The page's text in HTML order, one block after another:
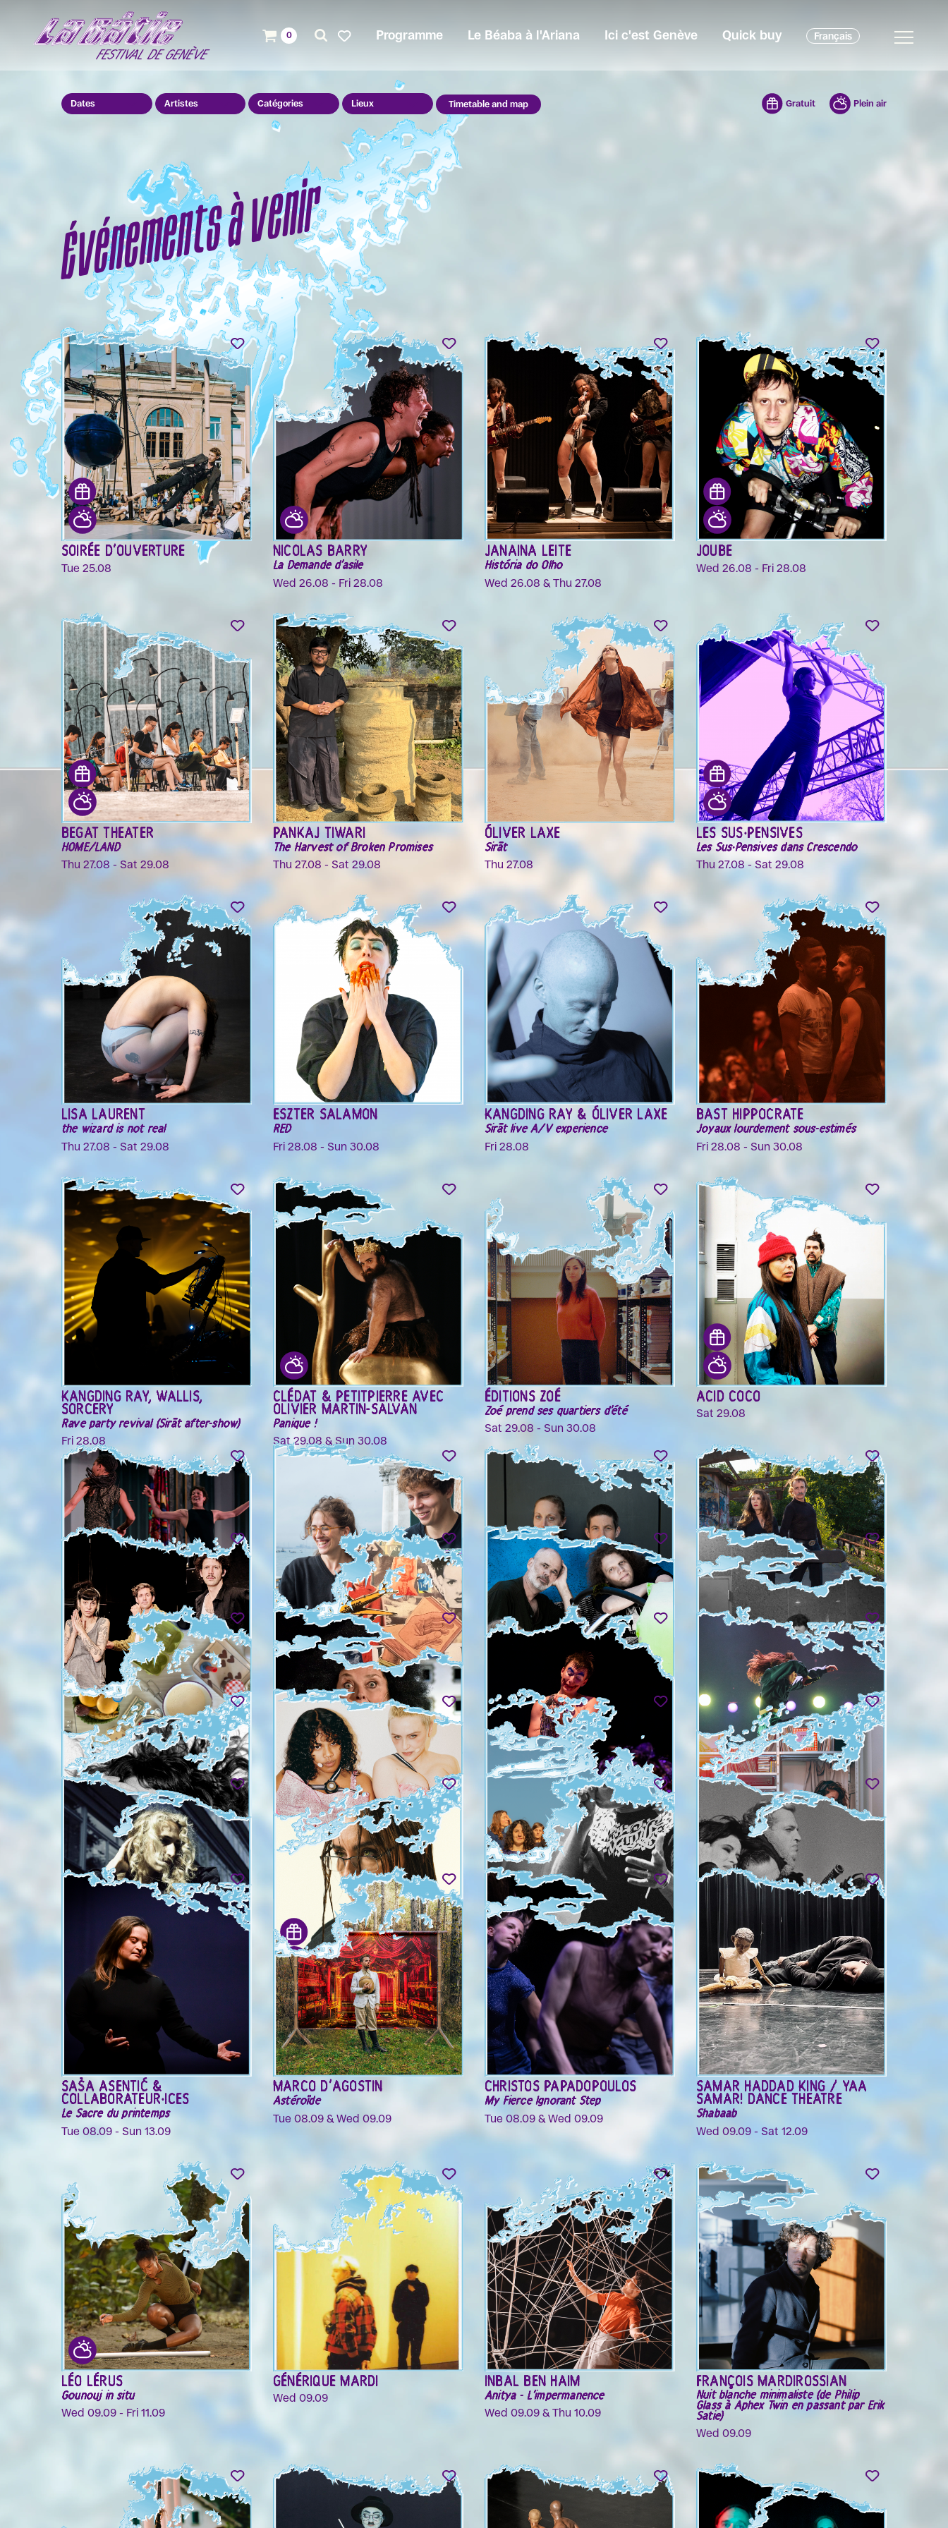
Dates Artistes Catégories Lieux Timetable and map Plein air
Gratuit
Événements à venir
SOIRÉE D'OUVERTURE
Tue 25.08
NICOLAS BARRY
La Demande d'asile
Wed 26.08 - Fri 28.08
JANAINA LEITE
História do Olho
Wed 26.08 & Thu 27.08
JOUBE
Wed 26.08 - Fri 28.08
BEGAT THEATER
HOME/LAND
Thu 27.08 - Sat 29.08
PANKAJ TIWARI
The Harvest of Broken Promises
Thu 27.08 - Sat 29.08
ÓLIVER LAXE
Sirāt
Thu 27.08
LES SUS·PENSIVES
Les Sus·Pensives dans Crescendo
Thu 27.08 - Sat 29.08
LISA LAURENT
the wizard is not real
Thu 27.08 - Sat 29.08
ESZTER SALAMON
RED
Fri 28.08 - Sun 30.08
KANGDING RAY & ÓLIVER LAXE
Sirāt live A/V experience
Fri 28.08
BAST HIPPOCRATE
Joyaux lourdement sous-estimés
Fri 28.08 - Sun 30.08
KANGDING RAY, WALLIS,
SORCERY
Rave party revival (Sirāt after-show)
Fri 28.08
CLÉDAT & PETITPIERRE AVEC
OLIVIER MARTIN-SALVAN
Panique !
Sat 29.08 & Sun 30.08
ÉDITIONS ZOÉ
Zoé prend ses quartiers d'été
Sat 29.08 - Sun 30.08
ACID COCO
Sat 29.08
NICOLAS BARRY ET L'ÉQUIPE DE
"LA DEMANDE D'ASILE"
Un dimanche de fête à l'Ariana
Sun 30.08
SERØJA LEONOV & NINA
BAIETTA
Other Speaking Cave
Tue 01.09 - Fri 04.09
RUTH CHILDS & CÉCILE
Such a Devoted Bunch
Tue 01.09 - Sat 05.09
HACKEDEPICCIOTTO
BASTIEN SEMENZATO
Les Mondes qui nous manquent
Wed 02.09 - Sat 05.09
PHILIPPE MACASDAR
Écrire Genève, traversées d'une ville à
livre ouvert
Wed 02.09 & Thu 03.09
WABJIE
Wed 02.09
FUSHITSUSHA 不失者
Wed 02.09
EVE AOUIZERATE
Vous avez les mêmes en 38 ?
Thu 03.09 - Sun 06.09
LE ZEREP / SOPHIE PEREZ
Sturbzep
Thu 03.09 - Sat 05.09
OTIS THAÏS MARTIN
On emballe bien les choses fragiles
(version solo spéciale La Bâtie)
Thu 03.09 - Sat 05.09
KATERINA ANDREOU & CARTE
BLANCHE
HOW ROMANTIC
Thu 03.09 & Fri 04.09
Au Grand Passage
Thu 03.09 - Sun 06.09
SOA RATSIFANDRIHANA &
BONNIE BANANE
Quelle aurore
Fri 04.09 & Sat 05.09
ORCHESTRE TOUT PUISSANT
MARCEL DUCHAMP
Fri 04.09 - Sun 06.09
FEMME HONNÊTE, 1000 BALLES
B2B OSCURA RESISTENCIA
La Toute Puissante party
Fri 04.09
SARAH NEMTSOV, JULIEN
CHAVAZ & ENSEMBLE
CONTRECHAMPS
Neverland
Sat 05.09 & Sun 06.09
BONNIE BANANE
Sat 05.09
CROSS RHYMEZ
Un dimanche de fête à l'Ariana
Sun 06.09
ALEXANDER HACKE
(EINSTÜRZENDE NEUBAUTEN)
N I H I L oder Alle Zeit der Welt
Sun 06.09
SAŠA ASENTIĆ &
COLLABORATEUR·ICES
Le Sacre du printemps
Tue 08.09 - Sun 13.09
MARCO D'AGOSTIN
Astéroïde
Tue 08.09 & Wed 09.09
CHRISTOS PAPADOPOULOS
My Fierce Ignorant Step
Tue 08.09 & Wed 09.09
SAMAR HADDAD KING / YAA
SAMAR! DANCE THEATRE
Shabaab
Wed 09.09 - Sat 12.09
LÉO LÉRUS
Gounouj in situ
Wed 09.09 - Fri 11.09
GÉNÉRIQUE MARDI
Wed 09.09
INBAL BEN HAIM
Anitya - L'impermanence
Wed 09.09 & Thu 10.09
FRANÇOIS MARDIROSSIAN
Nuit blanche minimaliste (de Philip
Glass à Aphex Twin en passant par Erik
Satie)
Wed 09.09
0 Programme Le Béaba à l'Ariana Ici c'est Genève Quick buy Français